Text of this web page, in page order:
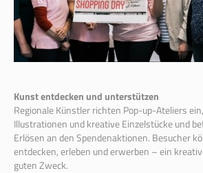
Kunst entdecken und unterstützen
Regionale Künstler richten Pop-up-Ateliers
Illustrationen und kreative Einzelstücke und
Erlösen an den Spendenaktionen. Besucher
entdecken, erleben und erwerben – ein
guten Zweck.